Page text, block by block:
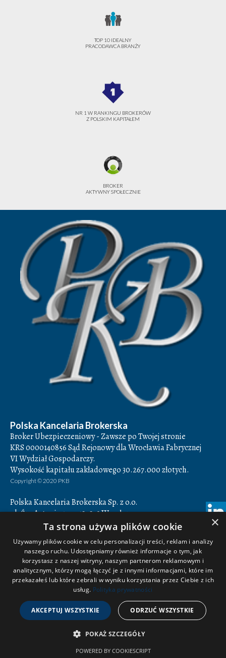
TOP 10 IDEALNY
PRACODAWCA BRANŻY
NR 1 W RANKINGU BROKERÓW
Z POLSKIM KAPITAŁEM
BROKER
AKTYWNY SPOŁECZNIE
Polska Kancelaria Brokerska
Broker Ubezpieczeniowy - Zawsze po Twojej stronie
KRS 0000140856 Sąd Rejonowy dla Wrocławia Fabrycznej
VI Wydział Gospodarczy.
Wysokość kapitału zakładowego 30.267.000 złotych.
Copyright © 2020 PKB
Polska Kancelaria Brokerska Sp. z o.o.
ul. Św. Antoniego 7,50-073Wrocław
Godziny otwarcia: 8.00-16.00
REGON 932849082
+48 71 350 14 42
+48 71 350 14 43
biuro@pkbroker.pl
śledź nas na facebooku
obserwuj nas na linkedin
×
Ta strona używa plików cookie
Używamy plików cookie w celu personalizacji treści, reklam i analizy
naszego ruchu. Udostępniamy również informacje o tym, jak
korzystasz z naszej witryny, naszym partnerom reklamowym i
analitycznym, którzy mogą łączyć je z innymi informacjami, które im
przekazałeś lub które zebrali w wyniku korzystania przez Ciebie z ich
usług. Polityka prywatności
AKCEPTUJ WSZYSTKIE ODRZUĆ WSZYSTKIE
POKAŻ SZCZEGÓŁY
POWERED BY COOKIESCRIPT